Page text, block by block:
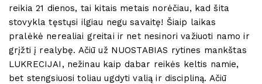
reikia 21 dienos, tai kitais metais norėčiau, kad šita
stovykla tęstųsi ilgiau negu savaitę! Šiaip laikas
pralėkė nerealiai greitai ir net nesinori važiuoti namo ir
grįžti į realybę. Ačiū už NUOSTABIAS rytines mankštas
LUKRECIJAI, nežinau kaip dabar reikės keltis namie,
bet stengsiuosi toliau ugdyti valią ir discipliną. Ačiū